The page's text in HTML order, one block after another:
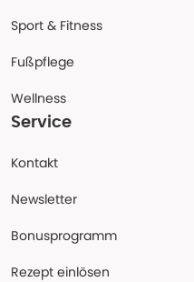
Sport & Fitness
Fußpflege
Wellness
Service
Kontakt
Newsletter
Bonusprogramm
Rezept einlösen